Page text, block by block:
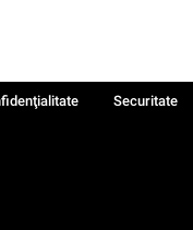
Securitate